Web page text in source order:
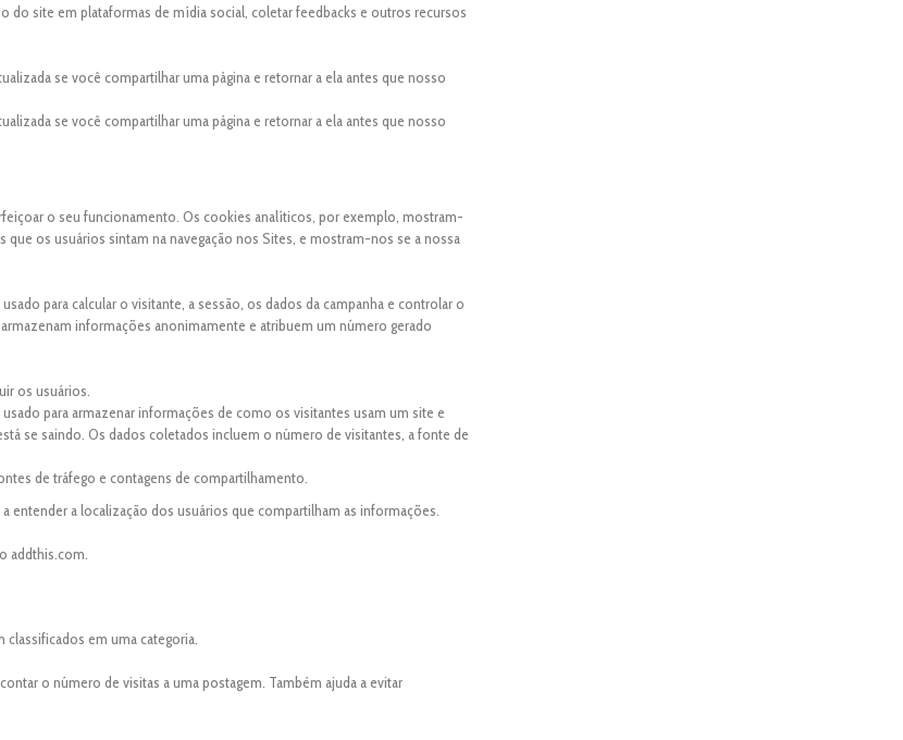
site em plataformas de mídia social, coletar feedbacks e outros recursos
se você compartilhar uma página e retornar a ela antes que nosso
se você compartilhar uma página e retornar a ela antes que nosso
o seu funcionamento. Os cookies analíticos, por exemplo, mostram-
os usuários sintam na navegação nos Sites, e mostram-nos se a nossa
para calcular o visitante, a sessão, os dados da campanha e controlar o
informações anonimamente e atribuem um número gerado
os usuários.
para armazenar informações de como os visitantes usam um site e
se saindo. Os dados coletados incluem o número de visitantes, a fonte de
de tráfego e contagens de compartilhamento.
entender a localização dos usuários que compartilham as informações.
addthis.com.
em uma categoria.
o número de visitas a uma postagem. Também ajuda a evitar